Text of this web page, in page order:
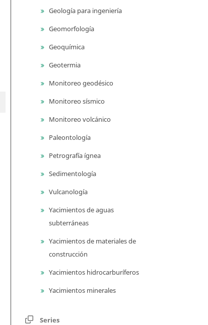
Geología para ingeniería
Geomorfología
Geoquímica
Geotermia
Monitoreo geodésico
Monitoreo sísmico
Monitoreo volcánico
Paleontología
Petrografía ígnea
Sedimentología
Vulcanología
Yacimientos de aguas
subterráneas
Yacimientos de materiales de
construcción
Yacimientos hidrocarburíferos
Yacimientos minerales
Series